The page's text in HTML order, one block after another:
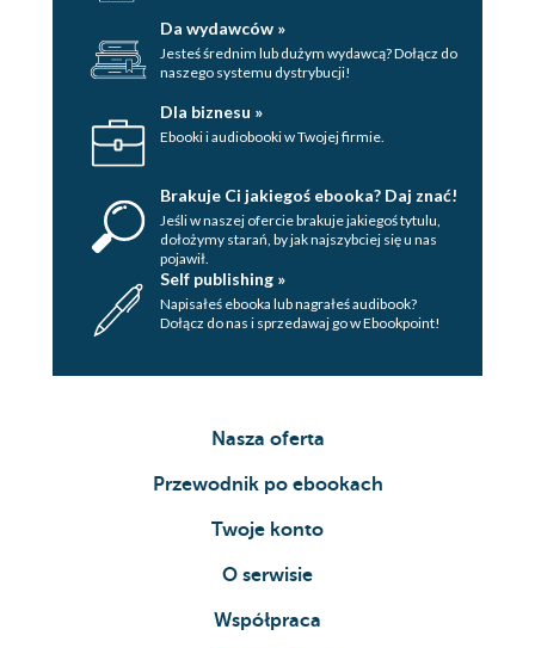
Rozdział czterdziesty czwarty
Rozdział czterdziesty szósty
Rozdział czterdziesty siódmy
Rozdział czterdziesty ósmy
LIST OD NICOLE
Karta redakcyjna
Da wydawców »
Jesteś średnim lub dużym wydawcą? Dołącz do
naszego systemu dystrybucji!
Dla biznesu »
Ebooki i audiobooki w Twojej firmie.
Brakuje Ci jakiegoś ebooka? Daj znać!
Jeśli w naszej ofercie brakuje jakiegoś tytulu,
dołożymy starań, by jak najszybciej się u nas
pojawił.
Self publishing »
Napisałeś ebooka lub nagrałeś audibook?
Dołącz do nas i sprzedawaj go w Ebookpoint!
Nasza oferta
Przewodnik po ebookach
Twoje konto
O serwisie
Współpraca